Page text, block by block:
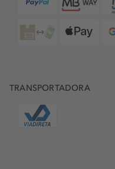
TRANSPORTADORA